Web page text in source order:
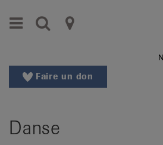
vers
au
Aller
Changer
Faire un don
Danse
Menu Recherche
Ligues
contre
le